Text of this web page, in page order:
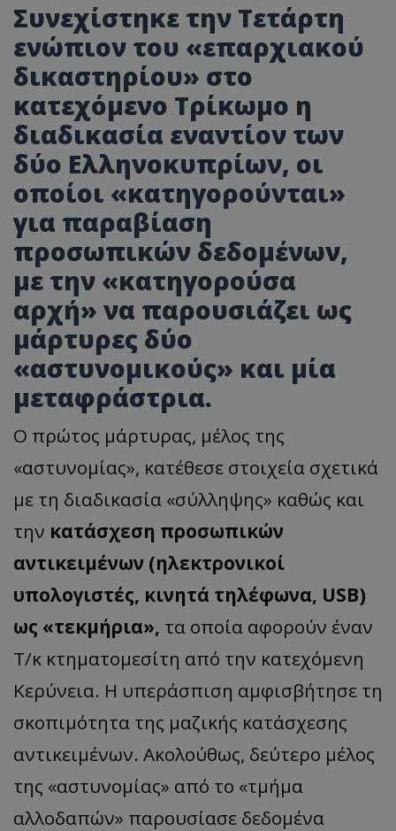
Συνεχίστηκε την Τετάρτη
ενώπιον του «επαρχιακού
δικαστηρίου» στο
κατεχόμενο Τρίκωμο η
διαδικασία εναντίον των
δύο Ελληνοκυπρίων, οι
οποίοι «κατηγορούνται»
για παραβίαση
προσωπικών δεδομένων,
με την «κατηγορούσα
αρχή» να παρουσιάζει ως
μάρτυρες δύο
«αστυνομικούς» και μία
μεταφράστρια.
Ο πρώτος μάρτυρας, μέλος της
«αστυνομίας», κατέθεσε στοιχεία σχετικά
με τη διαδικασία «σύλληψης» καθώς και
την κατάσχεση προσωπικών
αντικειμένων (ηλεκτρονικοί
υπολογιστές, κινητά τηλέφωνα, USB)
ως «τεκμήρια», τα οποία αφορούν έναν
Τ/κ κτηματομεσίτη από την κατεχόμενη
Κερύνεια. Η υπεράσπιση αμφισβήτησε τη
σκοπιμότητα της μαζικής κατάσχεσης
αντικειμένων. Ακολούθως, δεύτερο μέλος
της «αστυνομίας» από το «τμήμα
αλλοδαπών» παρουσίασε δεδομένα